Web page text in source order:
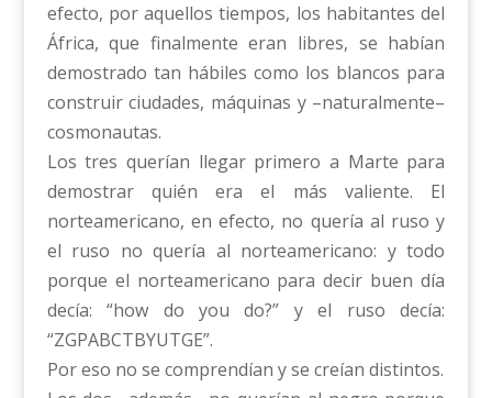
efecto, por aquellos tiempos, los habitantes del
África, que finalmente eran libres, se habían
demostrado tan hábiles como los blancos para
construir ciudades, máquinas y –naturalmente–
cosmonautas.
Los tres querían llegar primero a Marte para
demostrar quién era el más valiente. El
norteamericano, en efecto, no quería al ruso y
el ruso no quería al norteamericano: y todo
porque el norteamericano para decir buen día
decía: “how do you do?” y el ruso decía:
“ZGPABCTBYUTGE”.
Por eso no se comprendían y se creían distintos.